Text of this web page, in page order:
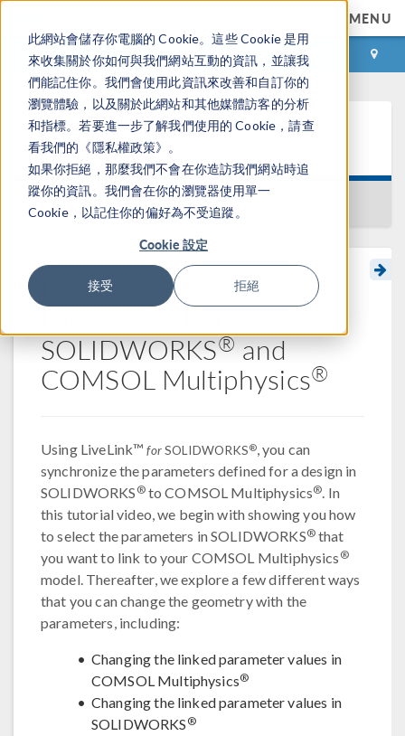
此網站會儲存你電腦的 Cookie。這些 Cookie 是用
來收集關於你如何與我們網站互動的資訊，並讓我
們能記住你。我們會使用此資訊來改善和自訂你的
瀏覽體驗，以及關於此網站和其他媒體訪客的分析
和指標。若要進一步了解我們使用的 Cookie，請查
看我們的《隱私權政策》。
如果你拒絕，那麼我們不會在你造訪我們網站時追
蹤你的資訊。我們會在你的瀏覽器使用單一
Cookie，以記住你的偏好為不受追蹤。
Cookie 設定
接受 拒絕
MENU
登录 咨询与购买
学习中心
返回学习中心
How to Synchronize
Parameters Between
SOLIDWORKS®and
COMSOL Multiphysics®
Using LiveLink™forSOLIDWORKS®, you can
synchronize the parameters defined for a design in
SOLIDWORKS ®to COMSOL Multiphysics®. In
this tutorial video, we begin with showing you how
to select the parameters in SOLIDWORKS®that
you want to link to your COMSOL Multiphysics ®
model. Thereafter, we explore a few different ways
that you can change the geometry with the
parameters, including:
Changing the linked parameter values in
COMSOL Multiphysics®
Changing the linked parameter values in
SOLIDWORKS ®